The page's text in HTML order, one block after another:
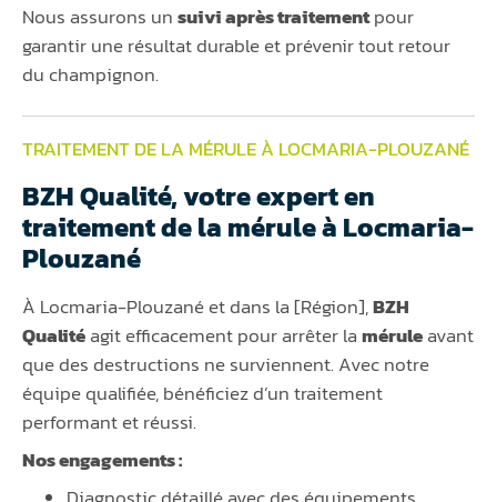
Nous assurons unsuivi après traitementpour
garantir une résultat durable et prévenir tout retour
du champignon.
TRAITEMENT DE LA MÉRULE À LOCMARIA-PLOUZANÉ
BZH Qualité, votre expert en
traitement de la mérule à Locmaria-
Plouzané
À Locmaria-Plouzané et dans la [Région],BZH
Qualitéagit efficacement pour arrêter laméruleavant
que des destructions ne surviennent. Avec notre
équipe qualifiée, bénéficiez d’un traitement
performant et réussi.
Nos engagements :